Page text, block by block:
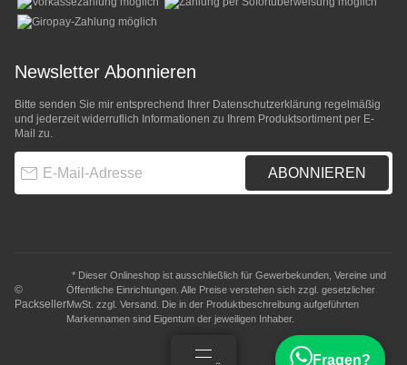
Newsletter Abonnieren
Bitte senden Sie mir entsprechend Ihrer Datenschutzerklärung regelmäßig
und jederzeit widerruflich Informationen zu Ihrem Produktsortiment per E-
Mail zu.
ABONNIEREN
©
Packseller
* Dieser Onlineshop ist ausschließlich für Gewerbekunden, Vereine und
Öffentliche Einrichtungen. Alle Preise verstehen sich zzgl. gesetzlicher
MwSt. zzgl. Versand . Die in der Produktbeschreibung aufgeführten
Markennamen sind Eigentum der jeweiligen Inhaber.
Fragen?